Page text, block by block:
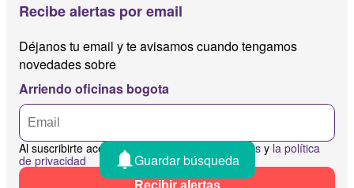
Recibe alertas por email
Déjanos tu email y te avisamos cuando tengamos
novedades sobre
Arriendo oficinas bogota
Al suscribirte aceptas los términos y condiciones y la política
de privacidad
Recibir alertas
Guardar búsqueda